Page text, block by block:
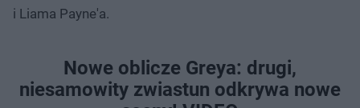
i Liama Payne'a.
Nowe oblicze Greya: drugi,
niesamowity zwiastun odkrywa nowe